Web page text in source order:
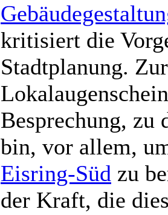
kritisiert die
Stadtplanung.
Besprechung, zu
bin, vor allem,
Eisring-Süd zu
der Kraft, die